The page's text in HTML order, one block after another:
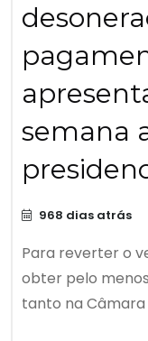
semana
968 dias atrás
Para reverter o
obter pelo
tanto na Câmara